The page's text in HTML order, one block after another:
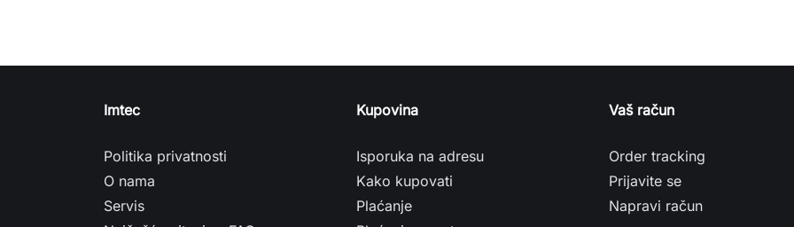
Imtec
Politika privatnosti
O nama
Servis
Kupovina
Isporuka na adresu
Kako kupovati
Plaćanje
Vaš račun
Order tracking
Prijavite se
Napravi račun